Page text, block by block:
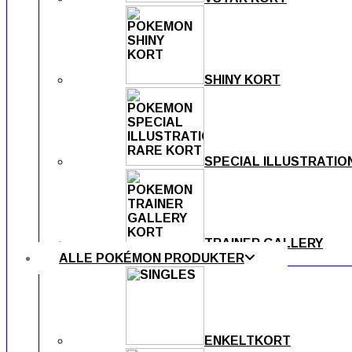
SHINY KORT
SPECIAL
TRAINER GALLERY
ALLE POKÉMON PRODUKTER
ENKELTKORT